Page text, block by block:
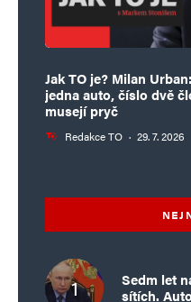
Jak TO je? Milan
jedna auto, číslo dvě
musejí pryč
Redakce TO · 29. 7. 2026
Sedm let
sítích.